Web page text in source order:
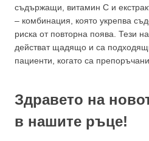
съдържащи, витамин C и
– комбинация, която укрепва
риска от повторна поява. Тези
действат щадящо и са
пациенти, когато са
Здравето на
в нашите ръце!